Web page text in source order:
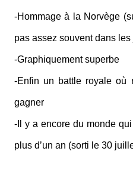
-Hommage à la Norvège
pas assez souvent dans
-Graphiquement superbe
-Enfin un battle royale où
gagner
-Il y a encore du monde
plus d’un an (sorti le 30